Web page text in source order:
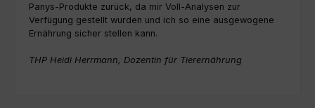
Panys-Produkte zurück, da mir Voll-Analysen zur
Verfügung gestellt wurden und ich so eine ausgewogene
Ernährung sicher stellen kann.
THP Heidi Herrmann, Dozentin für Tierernährung